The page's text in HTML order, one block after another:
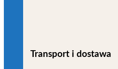
Transport i dostawa